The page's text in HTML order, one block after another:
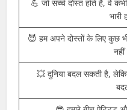
👑 दोस्ती में ऐटिटूड होना चाहिए,
😎 जब दोस्ती का रिश्ता होता
💪 जो सच्चे दोस्त होते हैं, वे
भारी